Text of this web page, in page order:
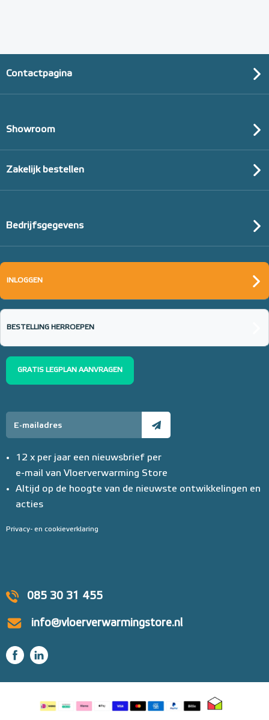
€ 20,07
085 30 31 455
info@vloerverwarmingstore.nl
Contactpagina
Showroom
Zakelijk bestellen
Bedrijfsgegevens
INLOGGEN
BESTELLING HERROEPEN
GRATIS LEGPLAN AANVRAGEN
12 x per jaar een nieuwsbrief per
e-mail van Vloerverwarming Store
Altijd op de hoogte van de nieuwste ontwikkelingen en
acties
Privacy- en cookieverklaring